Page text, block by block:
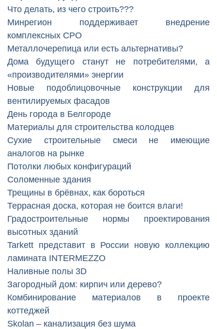
Что делать, из чего строить???
Минрегион поддерживает внедрение
комплексных СРО
Металлочерепица или есть альтернативы?
Дома будущего станут не потребителями, а
«производителями» энергии
Новые подоблицовочные конструкции для
вентилируемых фасадов
День города в Белгороде
Материалы для строительства колодцев
Сухие строительные смеси не имеющие
аналогов на рынке
Потолки любых конфигураций
Соломенные здания
Трещины в брёвнах, как бороться
Террасная доска, которая не боится влаги!
Градостроительные нормы проектирования
высотных зданий
Tarkett представит в России новую коллекцию
ламината INTERMEZZO
Наливные полы 3D
Загородный дом: кирпич или дерево?
Комбинирование материалов в проекте
коттеджей
Skolan – канализация без шума